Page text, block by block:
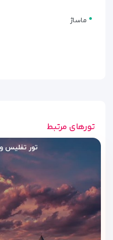
ROOM –
ویژگی: مناسب برای دسترسی
اتاق دلوکس توئین با دو تخت
که تخت جداگانه می‌خواهند،
نسبت به اتاق استاندارد ترجیح
نوع تخت:۲ تخت توئین
ماساژ
تورهای مرتبط
تور تفلیس